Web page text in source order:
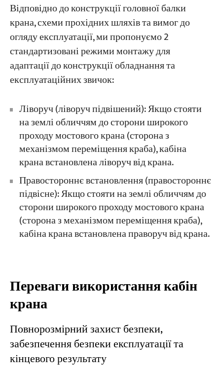
Відповідно до конструкції головної балки
крана, схеми прохідних шляхів та вимог до
огляду експлуатації, ми пропонуємо 2
стандартизовані режими монтажу для
адаптації до конструкції обладнання та
експлуатаційних звичок:
Ліворуч (ліворуч підвішений): Якщо стояти
на землі обличчям до сторони широкого
проходу мостового крана (сторона з
механізмом переміщення краба), кабіна
крана встановлена ліворуч від крана.
Правостороннє встановлення (правостороннє
підвісне): Якщо стояти на землі обличчям до
сторони широкого проходу мостового крана
(сторона з механізмом переміщення краба),
кабіна крана встановлена праворуч від крана.
Переваги використання кабін
крана
Повнорозмірний захист безпеки,
забезпечення безпеки експлуатації та
кінцевого результату